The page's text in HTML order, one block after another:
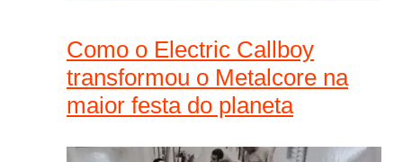
Como o Electric Callboy
transformou o Metalcore na
maior festa do planeta